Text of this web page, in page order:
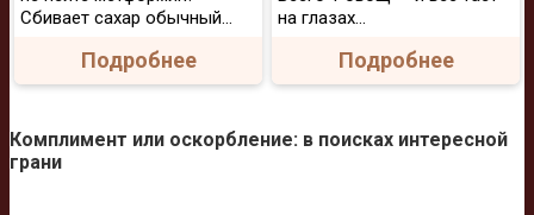
Сбивает сахар обычный...
Подробнее
на глазах…
Подробнее
Комплимент или оскорбление: в поисках интересной
грани